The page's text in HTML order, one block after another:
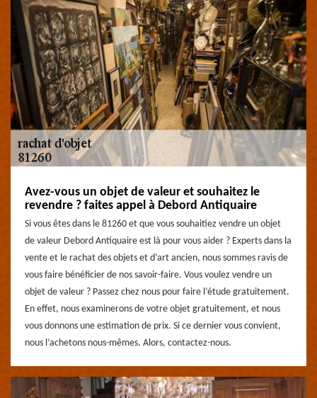
Avez-vous un objet de valeur et souhaitez le
revendre ? faites appel à Debord Antiquaire
Si vous êtes dans le 81260 et que vous souhaitiez vendre un objet
de valeur Debord Antiquaire est là pour vous aider ? Experts dans la
vente et le rachat des objets et d’art ancien, nous sommes ravis de
vous faire bénéficier de nos savoir-faire. Vous voulez vendre un
objet de valeur ? Passez chez nous pour faire l’étude gratuitement.
En effet, nous examinerons de votre objet gratuitement, et nous
vous donnons une estimation de prix. Si ce dernier vous convient,
nous l’achetons nous-mêmes. Alors, contactez-nous.